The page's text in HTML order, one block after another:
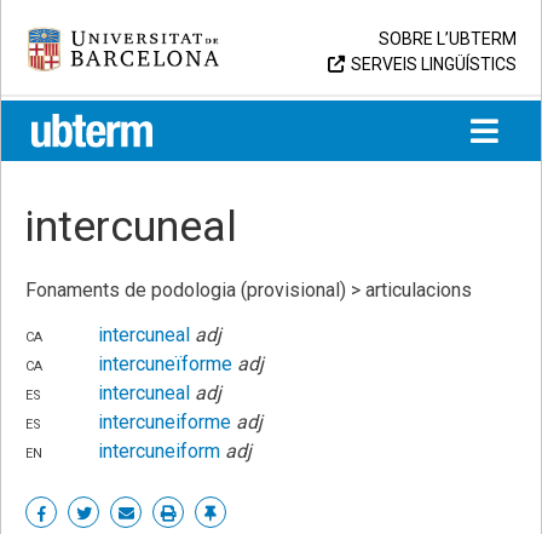
content
Universitat de Barcelona
SOBRE L’UBTERM
SERVEIS LINGÜÍSTICS
UB > UBTERM
intercuneal
Fonaments de podologia (provisional) > articulacions
ca
intercuneal adj
ca
intercuneïforme adj
es
intercuneal adj
es
intercuneiforme adj
en
intercuneiform adj
Share ShareSharePrint Enllaç